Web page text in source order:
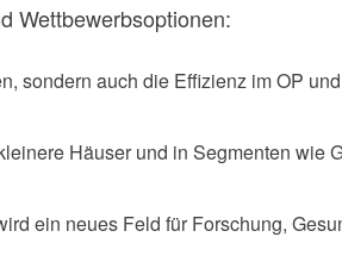
Wettbewerbsoptionen:
sondern auch die Effizienz im OP
Häuser und in Segmenten wie
ein neues Feld für Forschung,